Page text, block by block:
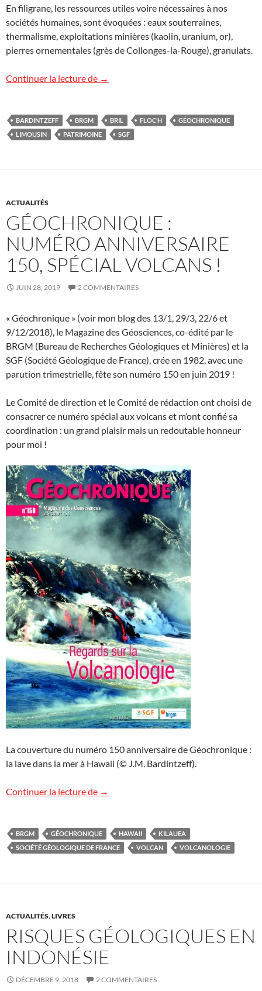
En filigrane, les ressources utiles voire nécessaires à nos
sociétés humaines, sont évoquées : eaux souterraines,
thermalisme, exploitations minières (kaolin, uranium, or),
pierres ornementales (grès de Collonges-la-Rouge), granulats.
Continuer la lecture de Patrimoine géologique du Limousin
→
BARDINTZEFF BRGM BRIL FLOC’H
GÉOCHRONIQUE
LIMOUSIN
PATRIMOINE SGF
ACTUALITÉS
GÉOCHRONIQUE :
NUMÉRO ANNIVERSAIRE
150, SPÉCIAL VOLCANS !
JUIN 28, 2019 2 COMMENTAIRES
« Géochronique » (voir mon blog des 13/1, 29/3, 22/6 et
9/12/2018), le Magazine des Géosciences, co-édité par le
BRGM (Bureau de Recherches Géologiques et Minières) et la
SGF (Société Géologique de France), crée en 1982, avec une
parution trimestrielle, fête son numéro 150 en juin 2019 !
Le Comité de direction et le Comité de rédaction ont choisi de
consacrer ce numéro spécial aux volcans et m’ont confié sa
coordination : un grand plaisir mais un redoutable honneur
pour moi !
La couverture du numéro 150 anniversaire de Géochronique :
la lave dans la mer à Hawaii (© J.M. Bardintzeff).
Continuer la lecture de Géochronique : numéro anniversaire
→
BRGM GÉOCHRONIQUE HAWAII
KILAUEA
SOCIÉTÉ GÉOLOGIQUE DE FRANCE
VOLCAN VOLCANOLOGIE
ACTUALITÉS,LIVRES
RISQUES GÉOLOGIQUES EN
INDONÉSIE
DÉCEMBRE 9, 2018 2 COMMENTAIRES